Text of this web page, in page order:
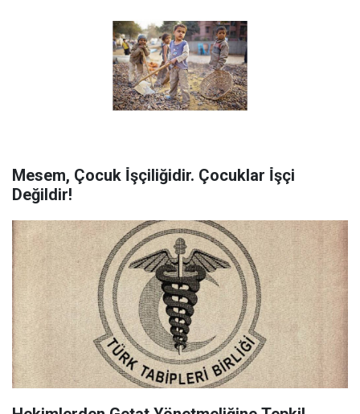
Mesem, Çocuk İ̇şçiliğidir. Çocuklar İ̇şçi
Değildir!